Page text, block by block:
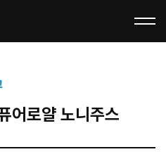
어로얄 노니주스